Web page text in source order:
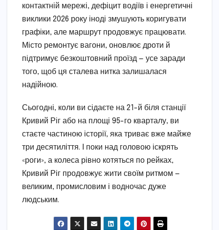
контактній мережі, дефіцит водіїв і енергетичні
виклики 2026 року іноді змушують коригувати
графіки, але маршрут продовжує працювати.
Місто ремонтує вагони, оновлює дроти й
підтримує безкоштовний проїзд — усе заради
того, щоб ця сталева нитка залишалася
надійною.
Сьогодні, коли ви сідаєте на 21-й біля станції
Кривий Ріг або на площі 95-го кварталу, ви
стаєте частиною історії, яка триває вже майже
три десятиліття. І поки над головою іскрять
«роги», а колеса рівно котяться по рейках,
Кривий Ріг продовжує жити своїм ритмом —
великим, промисловим і водночас дуже
людським.